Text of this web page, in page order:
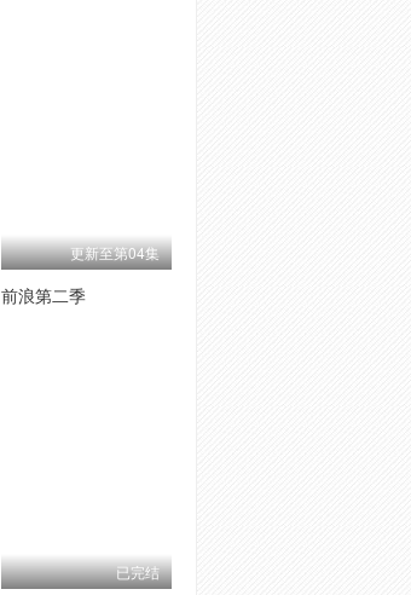
更新至第04集
前浪第二季
已完结